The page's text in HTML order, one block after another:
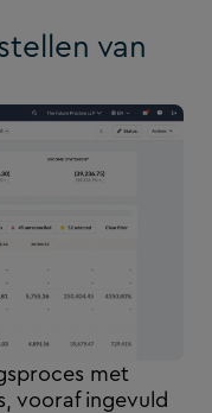
van
met
vooraf ingevuld